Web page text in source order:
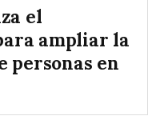
el
ampliar la
personas en